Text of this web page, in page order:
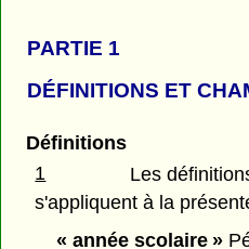
PARTIE 1
DÉFINITIONS ET
Définitions
1
Les
s'appliquent à la
« année scolaire »